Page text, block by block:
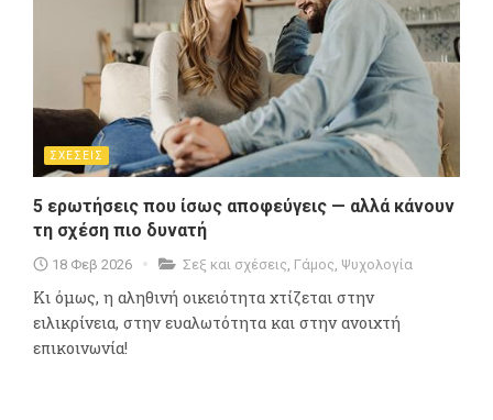
ΣΧΕΣΕΙΣ
5 ερωτήσεις που ίσως αποφεύγεις — αλλά κάνουν
τη σχέση πιο δυνατή
18 Φεβ 2026 Σεξ και σχέσεις, Γάμος, Ψυχολογία
Κι όμως, η αληθινή οικειότητα χτίζεται στην
ειλικρίνεια, στην ευαλωτότητα και στην ανοιχτή
επικοινωνία!